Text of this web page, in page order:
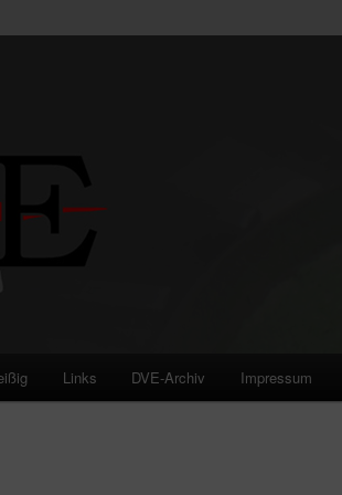
Links DVE-Archiv Impressum